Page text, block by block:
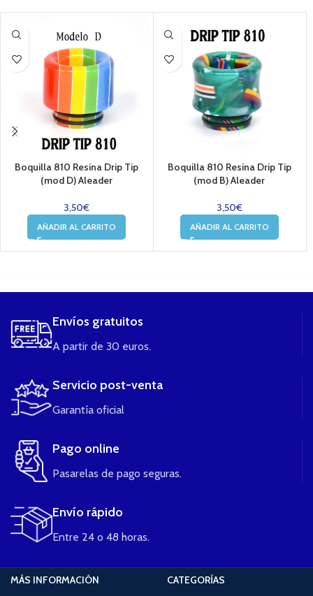
Boquilla 810 Resina Drip Tip
(mod D) Aleader
3,50€
AÑADIR AL CARRITO
Boquilla 810 Resina Drip Tip
(mod B) Aleader
3,50€
AÑADIR AL CARRITO
Envíos gratuitos
A partir de 30 euros.
Servicio post-venta
Garantía oficial
Pago online
Pasarelas de pago seguras.
Envío rápido
Entre 24 o 48 horas.
MÁS INFORMACIÓN
CATEGORÍAS